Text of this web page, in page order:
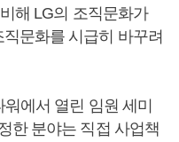
해 LG의 조직문화가
문화를 시급히 바꾸려
에서 열린 임원 세미
한 분야는 직접 사업책